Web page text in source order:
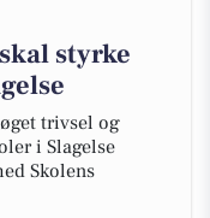
styrke
trivsel og
i Slagelse
Skolens